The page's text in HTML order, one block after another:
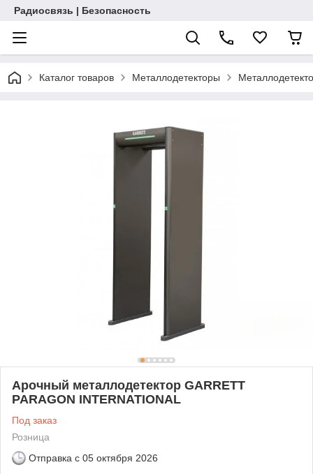
Радиосвязь | Безопасность
Каталог товаров Металлодетекторы
Арочный металлодетектор GARRETT
PARAGON INTERNATIONAL
Под заказ
Розница
Отправка с 05 октября 2026